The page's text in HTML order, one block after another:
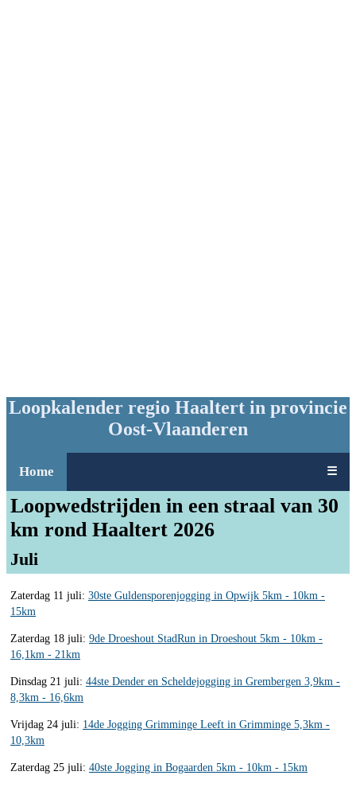
Loopkalender regio Haaltert in provincie
Oost-Vlaanderen
Home ☰
Loopwedstrijden in een straal van 30
km rond Haaltert 2026
Juli
Zaterdag 11 juli: 30ste Guldensporenjogging in Opwijk 5km - 10km -
15km
Zaterdag 18 juli: 9de Droeshout StadRun in Droeshout 5km - 10km -
16,1km - 21km
Dinsdag 21 juli: 44ste Dender en Scheldejogging in Grembergen 3,9km -
8,3km - 16,6km
Vrijdag 24 juli: 14de Jogging Grimminge Leeft in Grimminge 5,3km -
10,3km
Zaterdag 25 juli: 40ste Jogging in Bogaarden 5km - 10km - 15km